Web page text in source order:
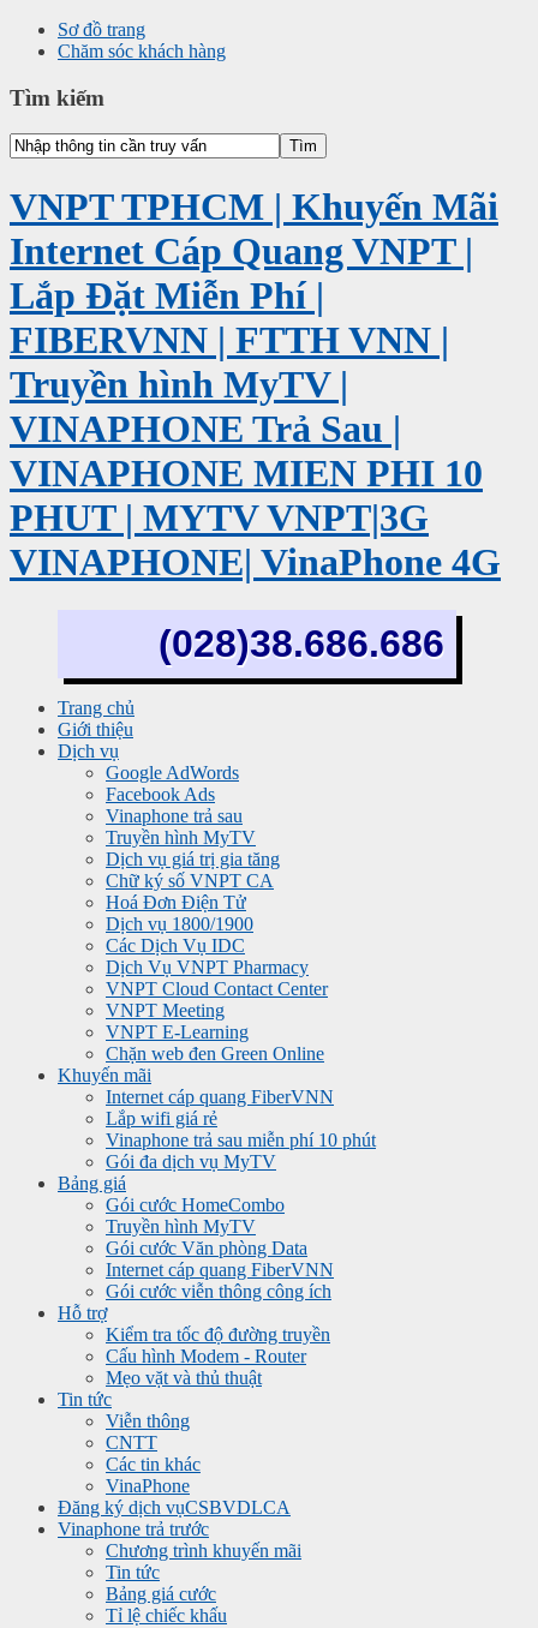
Sơ đồ trang
Chăm sóc khách hàng
Tìm kiếm
VNPT TPHCM | Khuyến Mãi
Internet Cáp Quang VNPT |
Lắp Đặt Miễn Phí |
FIBERVNN | FTTH VNN |
Truyền hình MyTV |
VINAPHONE Trả Sau |
VINAPHONE MIEN PHI 10
PHUT | MYTV VNPT|3G
VINAPHONE| VinaPhone 4G
(028)38.686.686
Trang chủ
Giới thiệu
Dịch vụ
Google AdWords
Facebook Ads
Vinaphone trả sau
Truyền hình MyTV
Dịch vụ giá trị gia tăng
Chữ ký số VNPT CA
Hoá Đơn Điện Tử
Dịch vụ 1800/1900
Các Dịch Vụ IDC
Dịch Vụ VNPT Pharmacy
VNPT Cloud Contact Center
VNPT Meeting
VNPT E-Learning
Chặn web đen Green Online
Khuyến mãi
Internet cáp quang FiberVNN
Lắp wifi giá rẻ
Vinaphone trả sau miễn phí 10 phút
Gói đa dịch vụ MyTV
Bảng giá
Gói cước HomeCombo
Truyền hình MyTV
Gói cước Văn phòng Data
Internet cáp quang FiberVNN
Gói cước viễn thông công ích
Hỗ trợ
Kiểm tra tốc độ đường truyền
Cấu hình Modem - Router
Mẹo vặt và thủ thuật
Tin tức
Viễn thông
CNTT
Các tin khác
VinaPhone
Đăng ký dịch vụCSBVDLCA
Vinaphone trả trước
Chương trình khuyến mãi
Tin tức
Bảng giá cước
Tỉ lệ chiếc khấu